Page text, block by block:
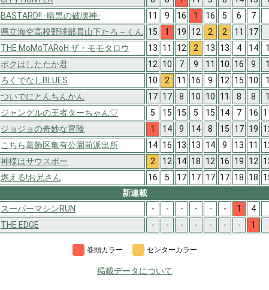
BASTARD!! -暗黒の破壊神- 11 9 16 1 16 5 6 7
県立海空高校野球部員山下たろ～くん 15 1 19 12 2 2 11 17
THE MoMoTARoH ザ・モモタロウ 13 11 12 2 13 13 4 14
ボクはしたたか君 12 10 7 9 11 10 16 9
ろくでなしBLUES 10 2 11 16 9 12 15 10
ついでにとんちんかん 17 17 8 10 10 11 8 8
ジャングルの王者ターちゃん♡ 5 15 15 5 15 14 7 16
ジョジョの奇妙な冒険 1 14 9 14 8 15 17 19
こちら葛飾区亀有公園前派出所 14 16 13 13 14 9 13 11
神様はサウスポー 2 12 14 18 12 16 19 12
燃える!お兄さん 16 5 17 17 17 17 18 18
新連載
スーパーマシンRUN - - - - - - 1 4
THE EDGE - - - - - - - 1
巻頭カラー センターカラー
掲載データについて